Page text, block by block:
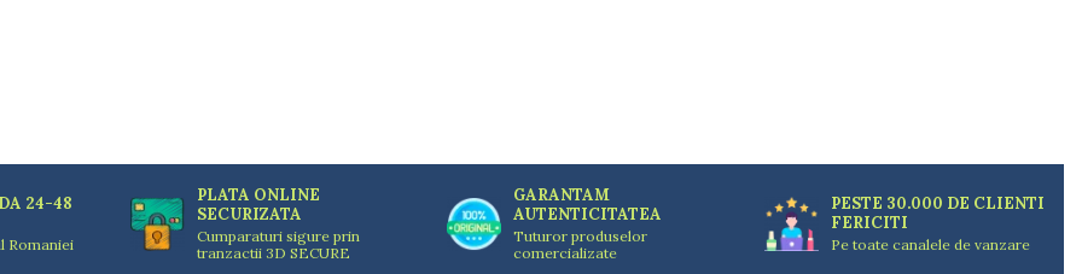
24-48
Romaniei
PLATA ONLINE
SECURIZATA
Cumparaturi sigure prin
tranzactii 3D SECURE
GARANTAM
AUTENTICITATEA
Tuturor produselor
comercializate
PESTE 30.000 DE CLIENTI
FERICITI
Pe toate canalele de vanzare